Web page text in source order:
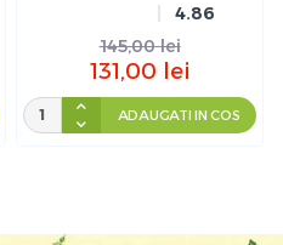
4.86
145,00 lei
131,00 lei
ADAUGATI IN COS